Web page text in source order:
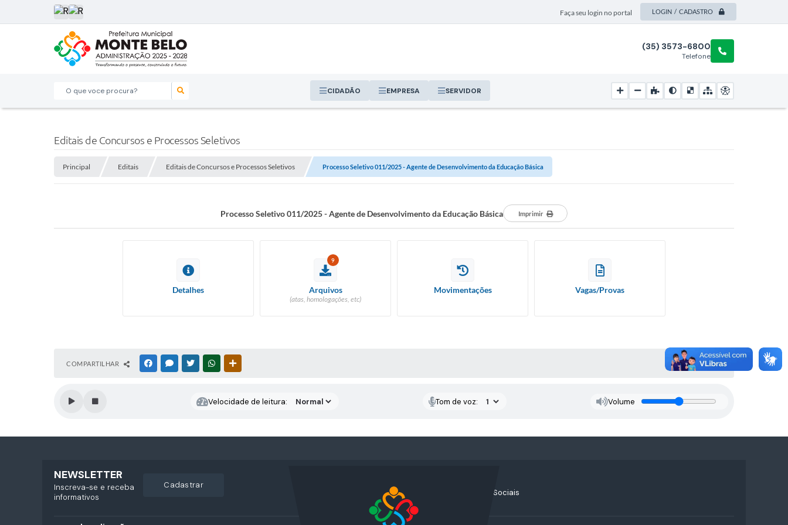
Faça seu login no portal LOGIN / CADASTRO
O que voce procura? CIDADÃO EMPRESA SERVIDOR
Telefone
(35) 3573-6800
Editais de Concursos e Processos Seletivos
Principal Editais Editais de Concursos e Processos Seletivos Processo Seletivo 011/2025 - Agente de Desenvolvimento da Educação Básica
Processo Seletivo 011/2025 - Agente de Desenvolvimento da Educação Básica Imprimir
Detalhes
9
Arquivos
(atas, homologações, etc)
Movimentações Vagas/Provas
COMPARTILHAR FACEBOOKMESSENGER
TWITTERWHATSAPP
Velocidade de leitura: Tom de voz: Volume
Acompanhe nossas Redes Sociais
NEWSLETTER
Inscreva-se e receba
informativos
cadastrar